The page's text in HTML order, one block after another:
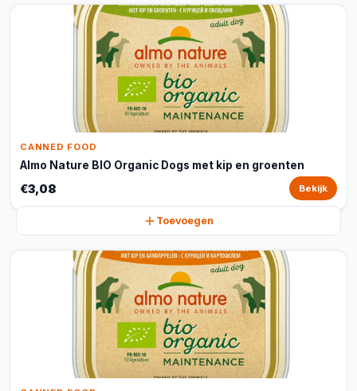
CANNED FOOD
Almo Nature BIO Organic Dogs met kip en groenten
€3,08 Bekijk
Toevoegen